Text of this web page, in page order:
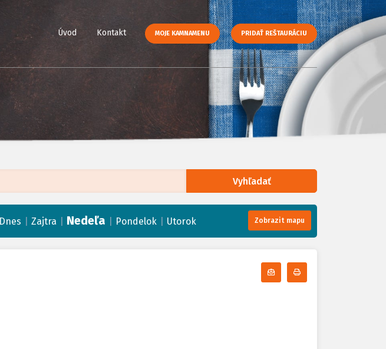
Úvod Kontakt MOJE KAMNAMENU PRIDAŤ REŠTAURÁCIU
Vyhľadať
Dnes Zajtra Nedeľa Pondelok Utorok Zobrazit mapu
Odoberať denné menu